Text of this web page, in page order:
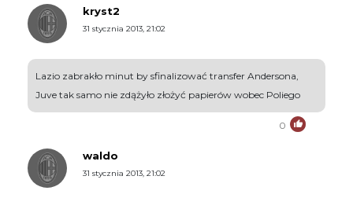
kryst2
31 stycznia 2013, 21:02
Lazio zabrakło minut by sfinalizować transfer Andersona,
Juve tak samo nie zdążyło złożyć papierów wobec Poliego
0
waldo
31 stycznia 2013, 21:02